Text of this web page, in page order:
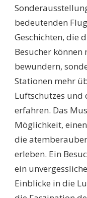
bedeutenden
Geschichten, die
Besucher
bewundern,
Stationen mehr
Luftschutzes und
erfahren. Das
Möglichkeit,
die
erleben. Ein
ein
Einblicke in die